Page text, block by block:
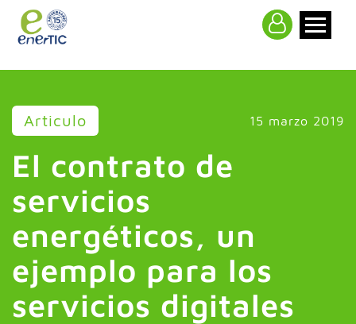
Articulo 15 marzo 2019
El contrato de
servicios
energéticos, un
ejemplo para los
servicios digitales